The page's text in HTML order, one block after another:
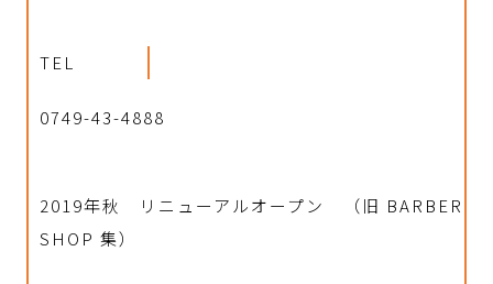
TEL
0749-43-4888
2019年秋 リニューアルオープン （旧 BARBER
SHOP 集）